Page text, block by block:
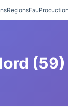
RegionsEauProduction
(59)